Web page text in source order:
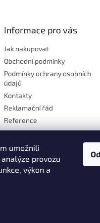
umožnili
provozu
výkon a
Informace pro vás
Jak nakupovat
Obchodní podmínky
Podmínky ochrany osobních
údajů
Kontakty
Reklamační řád
Reference
Doprava
Platby
Kontakt
Moje objednávka